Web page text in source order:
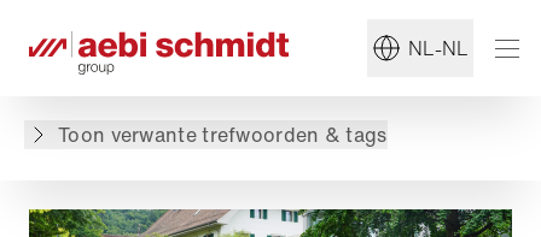
NL-NL
Toon verwante trefwoorden & tags
#Gemeentelijke dienst